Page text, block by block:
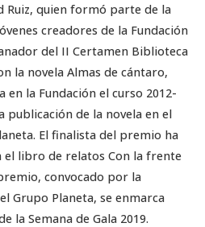
Ruiz, quien formó parte de la
creadores de la Fundación
del II Certamen Biblioteca
la novela Almas de cántaro,
en la Fundación el curso 2012-
publicación de la novela en el
El finalista del premio ha
el libro de relatos Con la frente
convocado por la
Grupo Planeta, se enmarca
la Semana de Gala 2019.